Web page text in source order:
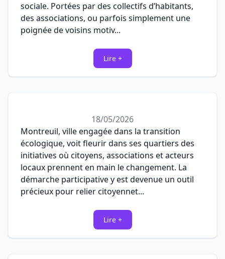
sociale. Portées par des collectifs d’habitants,
des associations, ou parfois simplement une
poignée de voisins motiv...
Lire +
18/05/2026
Montreuil, ville engagée dans la transition
écologique, voit fleurir dans ses quartiers des
initiatives où citoyens, associations et acteurs
locaux prennent en main le changement. La
démarche participative y est devenue un outil
précieux pour relier citoyennet...
Lire +